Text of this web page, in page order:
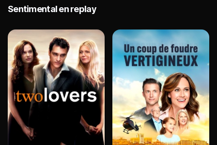
Sentimental en replay